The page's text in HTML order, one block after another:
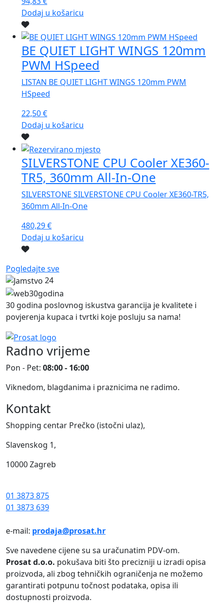
Dodaj u košaricu
BE QUIET LIGHT WINGS 120mm
PWM HSpeed
LISTAN BE QUIET LIGHT WINGS 120mm PWM
HSpeed
22,50€
Dodaj u košaricu
SILVERSTONE CPU Cooler XE360-
TR5, 360mm All-In-One
SILVERSTONE SILVERSTONE CPU Cooler XE360-TR5,
360mm All-In-One
480,29€
Dodaj u košaricu
Pogledajte sve
24
30 godina poslovnog iskustva garancija je kvalitete i
povjerenja kupaca i tvrtki koje posluju sa nama!
Radno vrijeme
Pon - Pet: 08:00 - 16:00
Viknedom, blagdanima i praznicima ne radimo.
Kontakt
Shopping centar Prečko (istočni ulaz),
Slavenskog 1,
10000 Zagreb
01 3873 875
01 3873 639
e-mail: prodaja@prosat.hr
Sve navedene cijene su sa uračunatim PDV-om.
Prosat d.o.o. pokušava biti što precizniji u izradi opisa
proizvoda, ali zbog tehničkih ograničenja ne možemo
garantirati potpunu točnost podataka, opisa ili
dostupnosti proizvoda.